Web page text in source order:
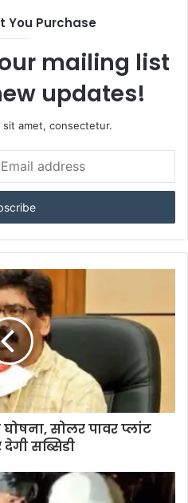
You Purchase
mailing list
updates!
sit amet, consectetur.
सोलर पावर प्लांट
सब्सिडी